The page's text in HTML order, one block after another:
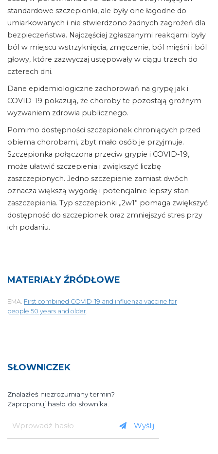
standardowe szczepionki, ale były one łagodne do
umiarkowanych i nie stwierdzono żadnych zagrożeń dla
bezpieczeństwa. Najczęściej zgłaszanymi reakcjami były
ból w miejscu wstrzyknięcia, zmęczenie, ból mięśni i ból
głowy, które zazwyczaj ustępowały w ciągu trzech do
czterech dni.
Dane epidemiologiczne zachorowań na grypę jak i
COVID-19 pokazują, że choroby te pozostają groźnym
wyzwaniem zdrowia publicznego.
Pomimo dostępności szczepionek chroniących przed
obiema chorobami, zbyt mało osób je przyjmuje.
Szczepionka połączona przeciw grypie i COVID-19,
może ułatwić szczepienia i zwiększyć liczbę
zaszczepionych. Jedno szczepienie zamiast dwóch
oznacza większą wygodę i potencjalnie lepszy stan
zaszczepienia. Typ szczepionki „2w1” pomaga zwiększyć
dostępność do szczepionek oraz zmniejszyć stres przy
ich podaniu.
MATERIAŁY ŹRÓDŁOWE
EMA. First combined COVID-19 and influenza vaccine for
people 50 years and older.
SŁOWNICZEK
Znalazłeś niezrozumiany termin?
Zaproponuj hasło do słownika.
hasło
Wyślij